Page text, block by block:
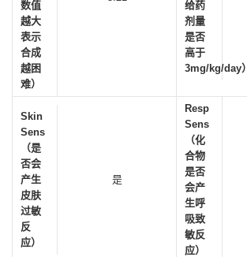
数值
越大
表示
合成
越困
难）
给药
剂量
是否
高于
3mg/kg/day）
Skin
Sens
（是
否会
产生
皮肤
过敏
反
应）
是
Resp
Sens
（化
合物
是否
会产
生呼
吸致
敏反
应）